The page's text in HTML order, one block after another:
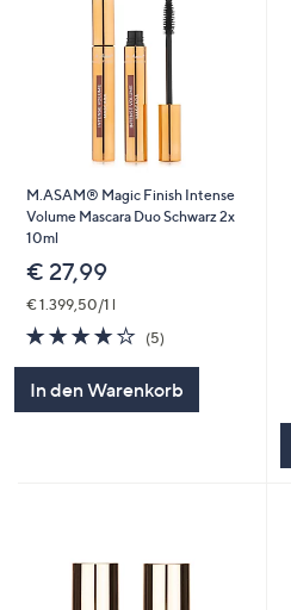
M.ASAM® Magic Finish Intense
Volume Mascara Duo Schwarz 2x
10ml
€ 27,99
€ 1.399,50/1 l
4.2
von
5
(5)
In den Warenkorb